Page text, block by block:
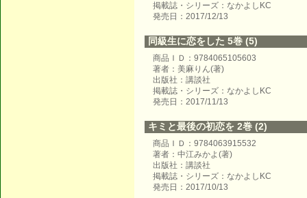
掲載誌・シリーズ：なかよしKC
発売日：2017/12/13
同級生に恋をした 5巻 (5)
商品ＩＤ：9784065105603
著者：美麻りん(著)
出版社：講談社
掲載誌・シリーズ：なかよしKC
発売日：2017/11/13
キミと最後の初恋を 2巻 (2)
商品ＩＤ：9784063915532
著者：中江みかよ(著)
出版社：講談社
掲載誌・シリーズ：なかよしKC
発売日：2017/10/13